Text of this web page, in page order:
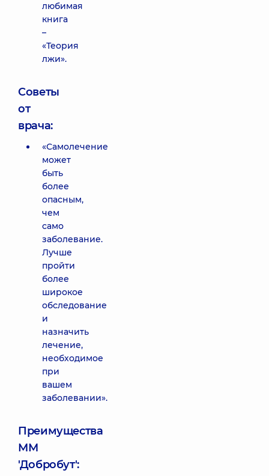
любимая
книга
–
«Теория
лжи».
Советы
от
врача:
«Самолечение
может
быть
более
опасным,
чем
само
заболевание.
Лучше
пройти
более
широкое
обследование
и
назначить
лечение,
необходимое
при
вашем
заболевании».
Преимущества
ММ
'Добробут':